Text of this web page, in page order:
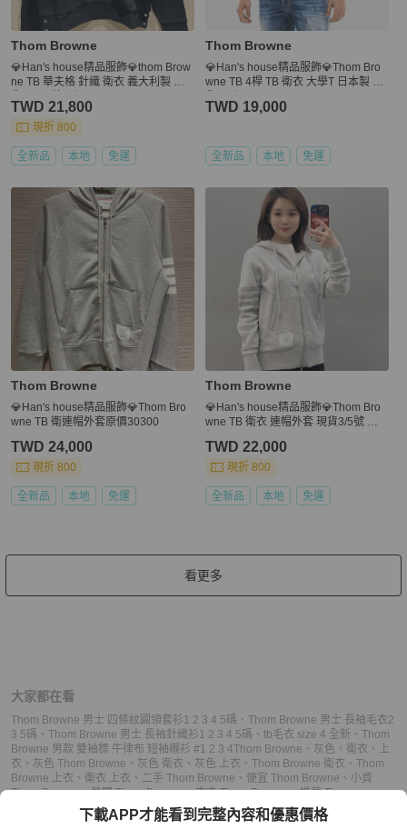
Thom Browne
💎Han's house精品服飾💎thom Brow
ne TB 華夫格 針織 衛衣 義大利製 現
TWD 21,800
現折 800
全新品 本地 免運
Thom Browne
💎Han's house精品服飾💎Thom Bro
wne TB 4桿 TB 衛衣 大學T 日本製 現
TWD 19,000
全新品 本地 免運
Thom Browne
💎Han's house精品服飾💎Thom Bro
wne TB 衛連帽外套原價30300
TWD 24,000
現折 800
全新品 本地 免運
Thom Browne
💎Han's house精品服飾💎Thom Bro
wne TB 衛衣 連帽外套 現貨3/5號 原
TWD 22,000
現折 800
全新品 本地 免運
看更多
大家都在看
Thom Browne 男士 四條紋圓領套衫1 2 3 4 5碼 、 Thom Browne 男士 長袖毛衣2
3 5碼 、 Thom Browne 男士 長袖針織衫1 2 3 4 5碼 、 tb毛衣 size 4 全新 、 Thom
Browne 男款 雙袖標 牛律布 短袖襯衫 #1 2 3 4Thom Browne 、 灰色 、 衛衣 、
上
衣 、 灰色 Thom Browne 、 灰色 衛衣 、 灰色 上衣 、 Thom Browne 衛衣 、 Thom
Browne 上衣 、 衛衣 上衣 、 二手 Thom Browne 、 便宜 Thom Browne 、 小資
Thom Browne、熱門 Thom Browne、中古 Thom Browne、推薦 Thom
二手 衛衣、 便宜 衛衣、小資 衛衣、熱門 衛衣、中古 衛衣
、 便宜 上衣 、小資 上衣、熱門 上衣、中古 上衣、推薦 上衣
下載APP才能看到完整內容和優惠價格